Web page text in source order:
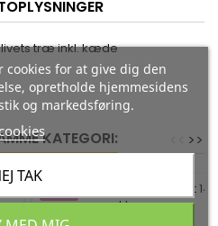
træ inkl. kæde
KATEGORI: >>
for at give dig den
opretholde hjemmesidens
og markedsføring.
TAK